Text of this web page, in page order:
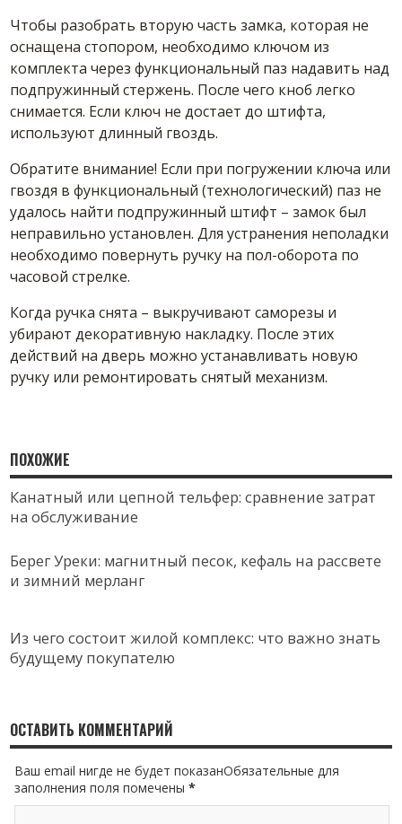
Чтобы разобрать вторую часть замка, которая не
оснащена стопором, необходимо ключом из
комплекта через функциональный паз надавить над
подпружинный стержень. После чего кноб легко
снимается. Если ключ не достает до штифта,
используют длинный гвоздь.
Обратите внимание! Если при погружении ключа или
гвоздя в функциональный (технологический) паз не
удалось найти подпружинный штифт – замок был
неправильно установлен. Для устранения неполадки
необходимо повернуть ручку на пол-оборота по
часовой стрелке.
Когда ручка снята – выкручивают саморезы и
убирают декоративную накладку. После этих
действий на дверь можно устанавливать новую
ручку или ремонтировать снятый механизм.
ПОХОЖИЕ
Канатный или цепной тельфер: сравнение затрат
на обслуживание
Берег Уреки: магнитный песок, кефаль на рассвете
и зимний мерланг
Из чего состоит жилой комплекс: что важно знать
будущему покупателю
ОСТАВИТЬ КОММЕНТАРИЙ
Ваш email нигде не будет показанОбязательные для
заполнения поля помечены*